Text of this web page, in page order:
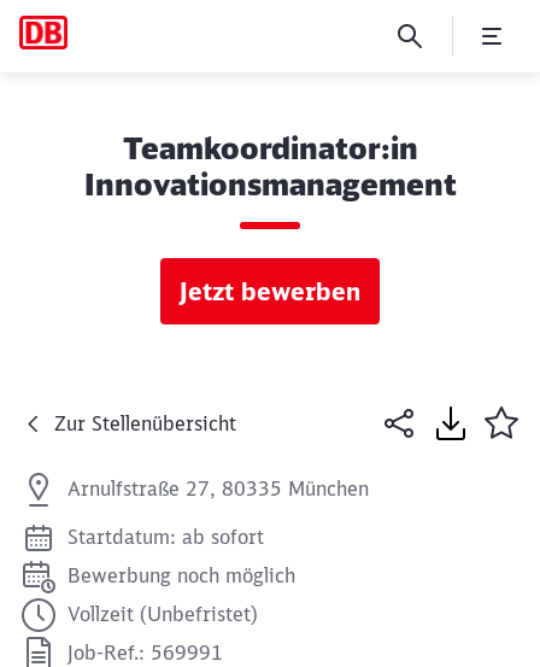
Teamkoordinator:in
Innovationsmanagement
Jetzt bewerben
Zur Stellenübersicht
Arnulfstraße 27, 80335 München
Startdatum: ab sofort
Bewerbung noch möglich
Vollzeit (Unbefristet)
Job-Ref.: 569991